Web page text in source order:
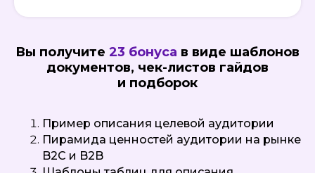
Вы получите 23 бонуса в виде шаблонов
документов, чек-листов гайдов
и подборок
Пример описания целевой аудитории
Пирамида ценностей аудитории на рынке
B2C и B2B